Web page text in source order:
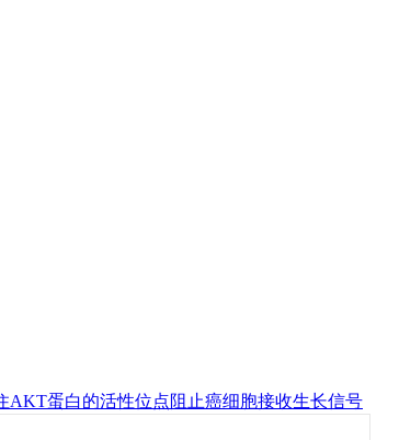
AKT蛋白的活性位点阻止癌细胞接收生长信号